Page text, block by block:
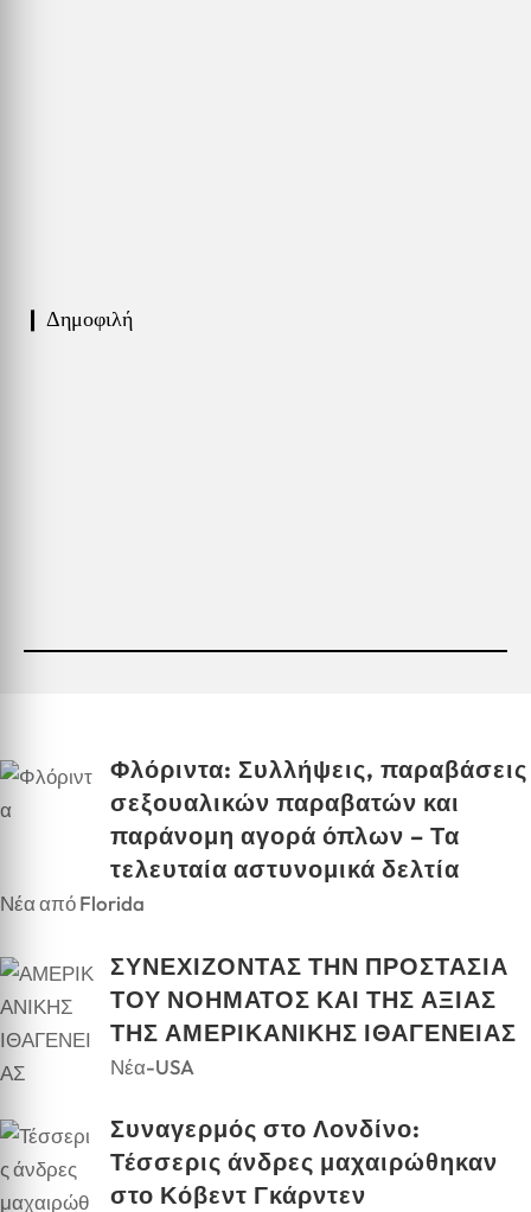
❙ Δημοφιλή
Φλόριντα: Συλλήψεις, παραβάσεις
σεξουαλικών παραβατών και
παράνομη αγορά όπλων – Τα
τελευταία αστυνομικά δελτία
Νέα από Florida
ΣΥΝΕΧΙΖΟΝΤΑΣ ΤΗΝ ΠΡΟΣΤΑΣΙΑ
ΤΟΥ ΝΟΗΜΑΤΟΣ ΚΑΙ ΤΗΣ ΑΞΙΑΣ
ΤΗΣ ΑΜΕΡΙΚΑΝΙΚΗΣ ΙΘΑΓΕΝΕΙΑΣ
Νέα-USA
Συναγερμός στο Λονδίνο:
Τέσσερις άνδρες μαχαιρώθηκαν
στο Κόβεντ Γκάρντεν